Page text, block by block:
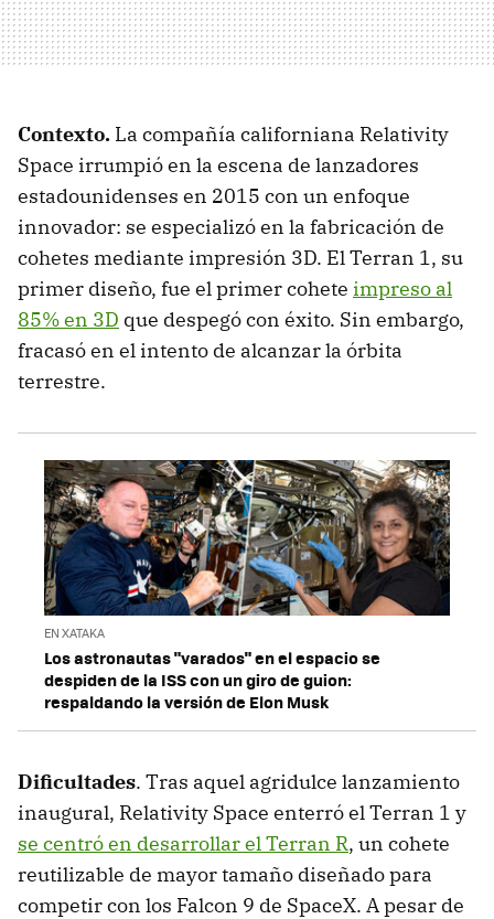
Contexto. La compañía californiana Relativity
Space irrumpió en la escena de lanzadores
estadounidenses en 2015 con un enfoque
innovador: se especializó en la fabricación de
cohetes mediante impresión 3D. El Terran 1, su
primer diseño, fue el primer cohete impreso al
85% en 3D que despegó con éxito. Sin embargo,
fracasó en el intento de alcanzar la órbita
terrestre.
EN XATAKA
Los astronautas "varados" en el espacio se
despiden de la ISS con un giro de guion:
respaldando la versión de Elon Musk
Dificultades. Tras aquel agridulce lanzamiento
inaugural, Relativity Space enterró el Terran 1 y
se centró en desarrollar el Terran R, un cohete
reutilizable de mayor tamaño diseñado para
competir con los Falcon 9 de SpaceX. A pesar de